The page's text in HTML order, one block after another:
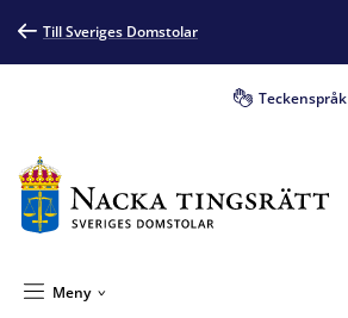
Till Sveriges Domstolar
Teckenspråk
Meny